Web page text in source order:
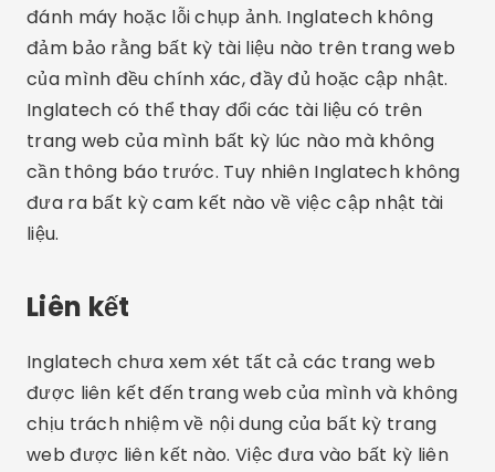
đánh máy hoặc lỗi chụp ảnh. Inglatech không
đảm bảo rằng bất kỳ tài liệu nào trên trang web
của mình đều chính xác, đầy đủ hoặc cập nhật.
Inglatech có thể thay đổi các tài liệu có trên
trang web của mình bất kỳ lúc nào mà không
cần thông báo trước. Tuy nhiên Inglatech không
đưa ra bất kỳ cam kết nào về việc cập nhật tài
liệu.
Liên kết
Inglatech chưa xem xét tất cả các trang web
được liên kết đến trang web của mình và không
chịu trách nhiệm về nội dung của bất kỳ trang
web được liên kết nào. Việc đưa vào bất kỳ liên